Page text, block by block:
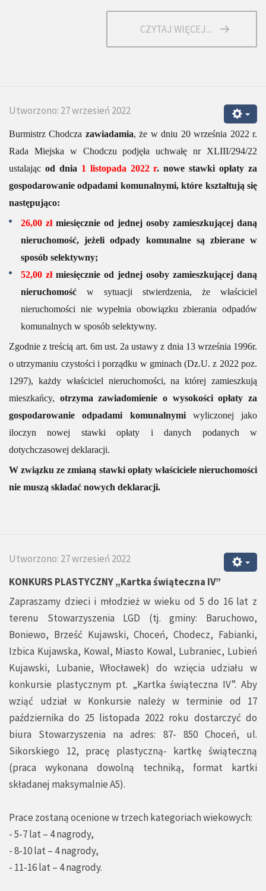
CZYTAJ WIĘCEJ...
Utworzono: 27 wrzesień 2022
Burmistrz Chodcza zawiadamia,że w dniu 20 września 2022 r.
Rada Miejska w Chodczu podjęła uchwałęnr XLIII/294/22
ustalając od dnia 1 listopada 2022 r. nowe stawki opłaty za
gospodarowanie odpadami komunalnymi,które kształtują się
następująco:
26,00 zł miesięcznie od jednej osoby zamieszkującej daną
nieruchomość,jeżeli odpady komunalne są zbierane w
sposób selektywny;
52,00 zł miesięcznie od jednej osoby zamieszkującej daną
nieruchomość w sytuacji stwierdzenia, że właściciel
nieruchomości nie wypełnia obowiązku zbierania odpadów
komunalnych w sposób selektywny.
Zgodnie z treścią art. 6m ust. 2a ustawyz dnia 13 września 1996r.
o utrzymaniu czystości i porządku w gminach(Dz.U. z 2022 poz.
1297), każdy właściciel nieruchomości, na której zamieszkują
mieszkańcy, otrzyma zawiadomienie o wysokości opłaty za
gospodarowanie odpadami komunalnymi wyliczonej jako
iloczyn nowej stawki opłaty i danych podanych w
dotychczasowej deklaracji.
W związku ze zmianą stawki opłaty właściciele nieruchomości
nie muszą składać nowych deklaracji.
Utworzono: 27 wrzesień 2022
KONKURS PLASTYCZNY „Kartka świąteczna IV”
Zapraszamy dzieci i młodzież w wieku od 5 do 16 lat z
terenu Stowarzyszenia LGD (tj. gminy: Baruchowo,
Boniewo, Brześć Kujawski, Choceń, Chodecz, Fabianki,
Izbica Kujawska, Kowal, Miasto Kowal, Lubraniec, Lubień
Kujawski, Lubanie, Włocławek) do wzięcia udziału w
konkursie plastycznym pt. „Kartka świąteczna IV”. Aby
wziąć udział w Konkursie należy w terminie od 17
października do 25 listopada 2022 roku dostarczyć do
biura Stowarzyszenia na adres: 87- 850 Choceń, ul.
Sikorskiego 12, pracę plastyczną- kartkę świąteczną
(praca wykonana dowolną techniką, format kartki
składanej maksymalnie A5).
Prace zostaną ocenione w trzech kategoriach wiekowych:
- 5-7 lat – 4 nagrody,
- 8-10 lat – 4 nagrody,
- 11-16 lat – 4 nagrody.